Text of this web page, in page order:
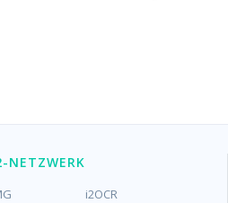
-NETZWERK
i2OCR